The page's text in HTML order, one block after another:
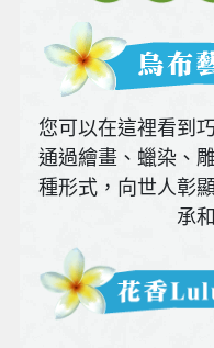
您可以在這裡看到
通過繪畫、蠟染、
種形式，向世人彰
承